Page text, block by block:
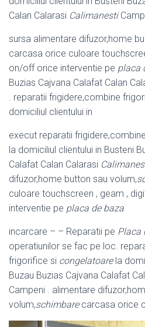
Calan Calarasi Calimanesti
sursa alimentare difuzor,home
carcasa orice culoare
on/off orice interventie pe placa
Buzias Cajvana Calafat Calan
. reparatii frigidere,combine
domiciliul clientului in
execut reparatii
la domiciliul clientului in Busteni
Calafat Calan Calarasi
difuzor,home button sau volum,
culoare touchscreen , geam ,
interventie pe placa de baza
incarcare – – Reparatii pe Placa
operatiunilor se fac pe loc.
frigorifice si congelatoarela
Buzau Buzias Cajvana Calafat
Campeni . alimentare
volum,schimbarecarcasa orice